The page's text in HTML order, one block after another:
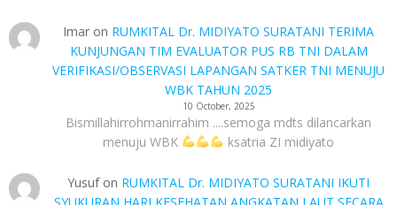
Imar on RUMKITAL Dr. MIDIYATO SURATANI TERIMA
KUNJUNGAN TIM EVALUATOR PUS RB TNI DALAM
VERIFIKASI/OBSERVASI LAPANGAN SATKER TNI MENUJU
WBK TAHUN 2025
10 October, 2025
Bismillahirrohmanirrahim ....semoga mdts dilancarkan
menuju WBK
ksatria ZI midiyato
Yusufon RUMKITAL Dr. MIDIYATO SURATANI IKUTI